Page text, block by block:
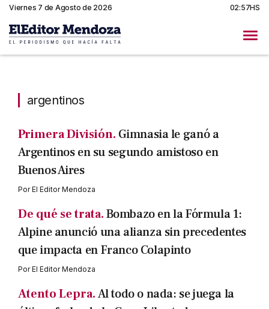
Viernes 7 de Agosto de 2026 02:57HS
argentinos
Primera División. Gimnasia le ganó a
Argentinos en su segundo amistoso en
Buenos Aires
PorEl Editor Mendoza
De qué se trata.Bombazo en la Fórmula 1:
Alpine anunció una alianza sin precedentes
que impacta en Franco Colapinto
PorEl Editor Mendoza
Atento Lepra.Al todo o nada: se juega la